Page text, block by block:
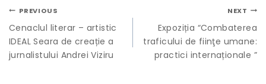
PREVIOUS
Cenaclul literar – artistic
IDEAL Seara de creație a
jurnalistului Andrei Viziru
NEXT
Expoziția “Combaterea
traficului de fiinţe umane:
practici internaționale ”